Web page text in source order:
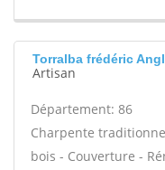
Torralba frédéric
Artisan
Département: 86
Charpente
bois - Couverture -